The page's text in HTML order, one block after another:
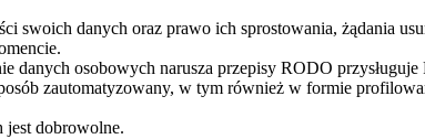
swoich danych oraz prawo ich sprostowania, żądania
danych osobowych narusza przepisy RODO
zautomatyzowany, w tym również w formie
jest dobrowolne.